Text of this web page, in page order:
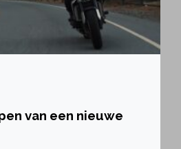
van een nieuwe